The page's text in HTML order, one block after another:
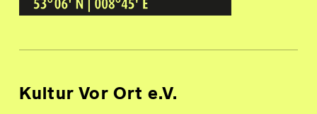
Kultur Vor Ort e.V.